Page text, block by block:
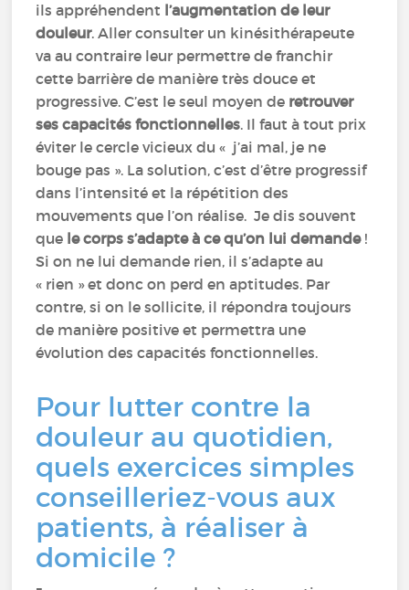
ils appréhendent l’augmentation de leur
douleur. Aller consulter un kinésithérapeute
va au contraire leur permettre de franchir
cette barrière de manière très douce et
progressive. C’est le seul moyen de retrouver
ses capacités fonctionnelles. Il faut à tout prix
éviter le cercle vicieux du « j’ai mal, je ne
bouge pas ». La solution, c’est d’être progressif
dans l’intensité et la répétition des
mouvements que l’on réalise. Je dis souvent
que le corps s’adapte à ce qu’on lui demande!
Si on ne lui demande rien, il s’adapte au
« rien » et donc on perd en aptitudes. Par
contre, si on le sollicite, il répondra toujours
de manière positive et permettra une
évolution des capacités fonctionnelles.
Pour lutter contre la
douleur au quotidien,
quels exercices simples
conseilleriez-vous aux
patients, à réaliser à
domicile ?